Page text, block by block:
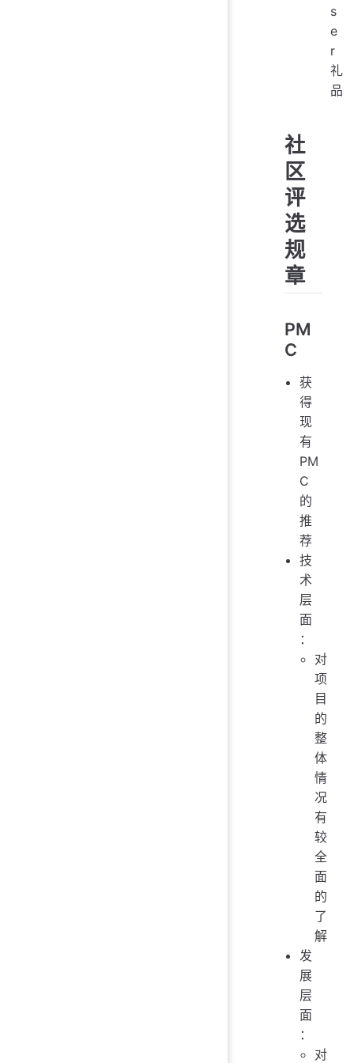
s
e
r
礼
品
社
区
评
选
规
章
PM
C
获
得
现
有
PM
C
的
推
荐
技
术
层
面
：
对
项
目
的
整
体
情
况
有
较
全
面
的
了
解
发
展
层
面
：
对